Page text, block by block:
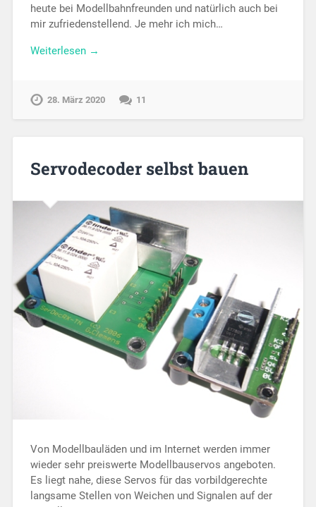
heute bei Mo­dell­bahn­freun­den und natürlich auch bei
mir zu­frie­den­stel­lend. Je mehr ich mich…
Weiterlesen →
28. März 2020 11
Servodecoder selbst bauen
Von Modellbauläden und im In­ter­net werden immer
wieder sehr preis­werte Mo­dell­bau­ser­vos an­geboten.
Es liegt nahe, diese Ser­vos für das vorbildgerechte
lang­same Stellen von Weichen und Sig­nalen auf der